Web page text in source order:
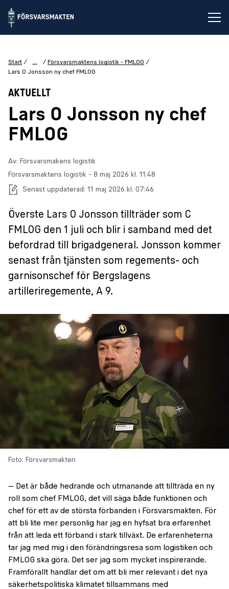
Start ...
Försvarsmaktens logistik - FMLOG
Lars O Jonsson ny chef FMLOG
AKTUELLT
Lars O Jonsson ny chef
FMLOG
Av: Försvarsmakens logistik
Försvarsmaktens logistik - Publiceringsdatum:
8 maj 2026 kl. 11:48
Senast uppdaterad: 11 maj 2026 kl. 07:46
Överste Lars O Jonsson tillträder som C
FMLOG den 1 juli och blir i samband med det
befordrad till brigadgeneral. Jonsson kommer
senast från tjänsten som regements- och
garnisonschef för Bergslagens
artilleriregemente, A 9.
Foto: Försvarsmakten
– Det är både hedrande och utmanande att tillträda en ny
roll som chef FMLOG, det vill säga både funktionen och
chef för ett av de största förbanden i Försvarsmakten. För
att bli lite mer personlig har jag en hyfsat bra erfarenhet
från att leda ett förband i stark tillväxt. De erfarenheterna
tar jag med mig i den förändringsresa som logistiken och
FMLOG ska göra. Det ser jag som mycket inspirerande.
Framförallt handlar det om att bli mer relevant i det nya
säkerhetspolitiska klimatet tillsammans med